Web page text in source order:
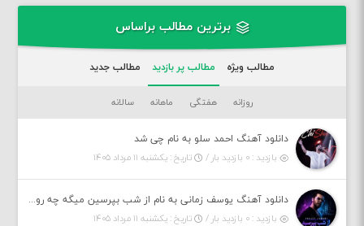
برترین مطالب براساس
مطالب ویژه مطالب پر بازدید مطالب جدید
روزانه هفتگی ماهانه سالانه
دانلود آهنگ احمد سلو به نام چی شد
بازدید : ۰ بازدید بار /
تاریخ : یکشنبه ۱۱ مرداد ۱۴۰۵
دانلود آهنگ یوسف زمانی به نام از شب بپرسین میگه چه روزگاری دارم
بازدید : ۰ بازدید بار /
تاریخ : یکشنبه ۱۱ مرداد ۱۴۰۵